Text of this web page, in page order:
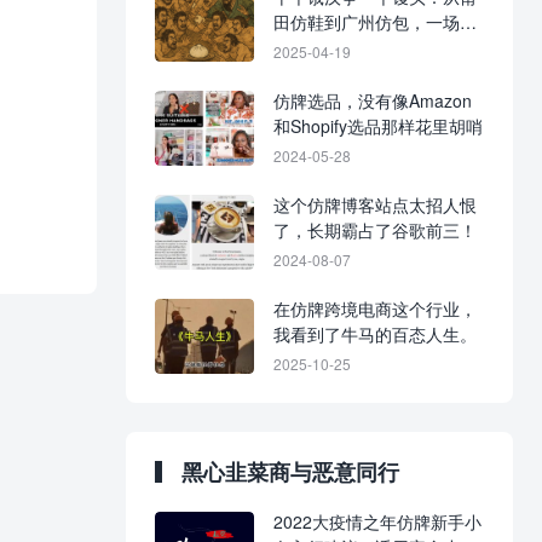
田仿鞋到广州仿包，一场跨
境电商的灰色突围。
2025-04-19
仿牌选品，没有像Amazon
和Shopify选品那样花里胡哨
2024-05-28
这个仿牌博客站点太招人恨
了，长期霸占了谷歌前三！
2024-08-07
在仿牌跨境电商这个行业，
我看到了牛马的百态人生。
2025-10-25
黑心韭菜商与恶意同行
2022大疫情之年仿牌新手小